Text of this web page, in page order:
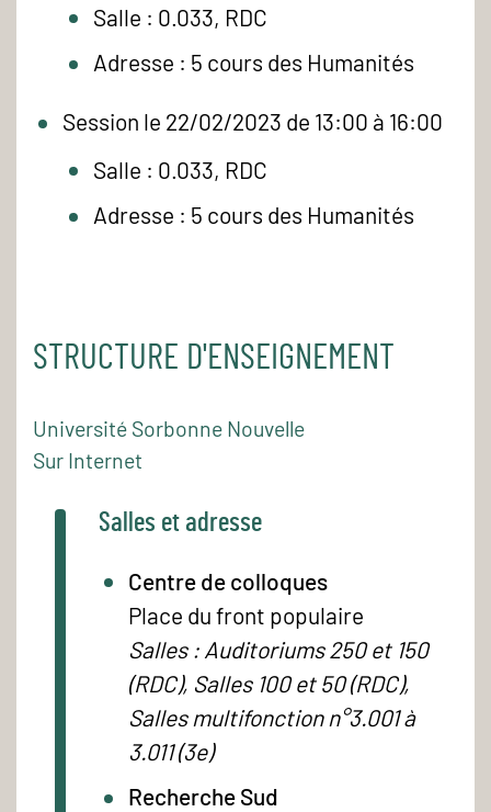
Salle : 0.033, RDC
Adresse : 5 cours des Humanités
Session le 22/02/2023 de 13:00 à 16:00
Salle : 0.033, RDC
Adresse : 5 cours des Humanités
STRUCTURE D'ENSEIGNEMENT
Université Sorbonne Nouvelle
Sur Internet
Salles et adresse
Centre de colloques
Place du front populaire
Salles : Auditoriums 250 et 150
(RDC), Salles 100 et 50 (RDC),
Salles multifonction n°3.001 à
3.011 (3e)
Recherche Sud